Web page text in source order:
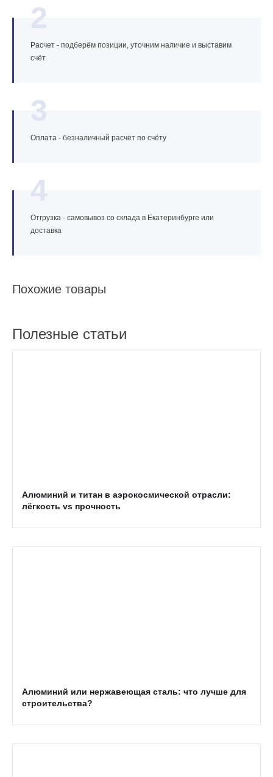
2
Расчет - подберём позиции, уточним наличие и выставим
счёт
3
Оплата - безналичный расчёт по счёту
4
Отгрузка - самовывоз со склада в Екатеринбурге или
доставка
Похожие товары
Полезные статьи
Алюминий и титан в аэрокосмической отрасли:
лёгкость vs прочность
Алюминий или нержавеющая сталь: что лучше для
строительства?